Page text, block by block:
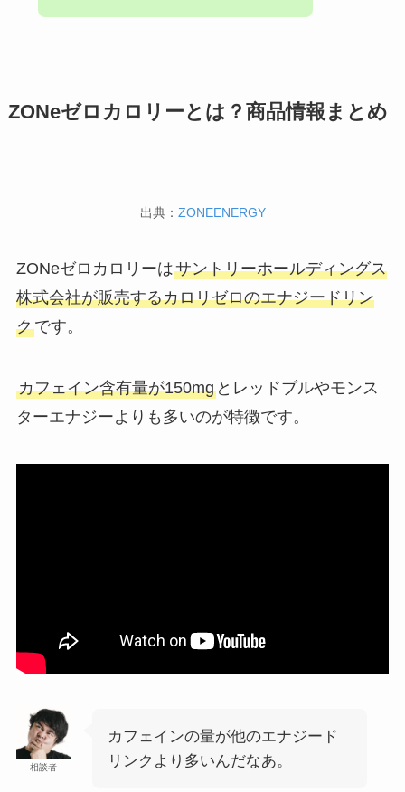
ZONeゼロカロリーとは？商品情報まとめ
出典： ZONEENERGY
ZONeゼロカロリーはサントリーホールディングス
株式会社が販売するカロリゼロのエナジードリン
クです。
カフェイン含有量が150mgとレッドブルやモンス
ターエナジーよりも多いのが特徴です。
相談者
カフェインの量が他のエナジード
リンクより多いんだなあ。